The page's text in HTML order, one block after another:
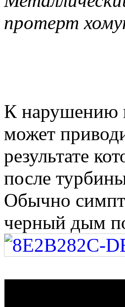
протерт
К нарушению
может
результате
после
Обычно
черный дым